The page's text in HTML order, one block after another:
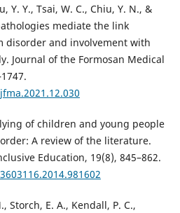
Y. Y., Tsai, W. C., Chiu, Y. N., &
mediate the link
disorder and involvement with
Journal of the Formosan Medical
of children and young people
A review of the literature.
Education, 19(8), 845–862.
Storch, E. A., Kendall, P. C.,